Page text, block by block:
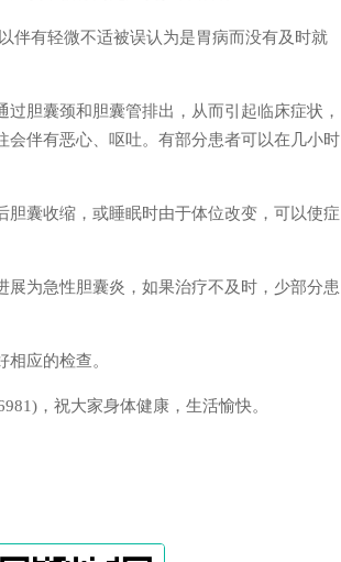
伴有轻微不适被误认为是胃病而没有及时就
胆囊颈和胆囊管排出，从而引起临床症状，
伴有恶心、呕吐。有部分患者可以在几小时
囊收缩，或睡眠时由于体位改变，可以使症
为急性胆囊炎，如果治疗不及时，少部分患
应的检查。
，祝大家身体健康，生活愉快。